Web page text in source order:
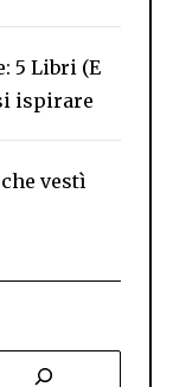
5 Libri (E
ispirare
vestì